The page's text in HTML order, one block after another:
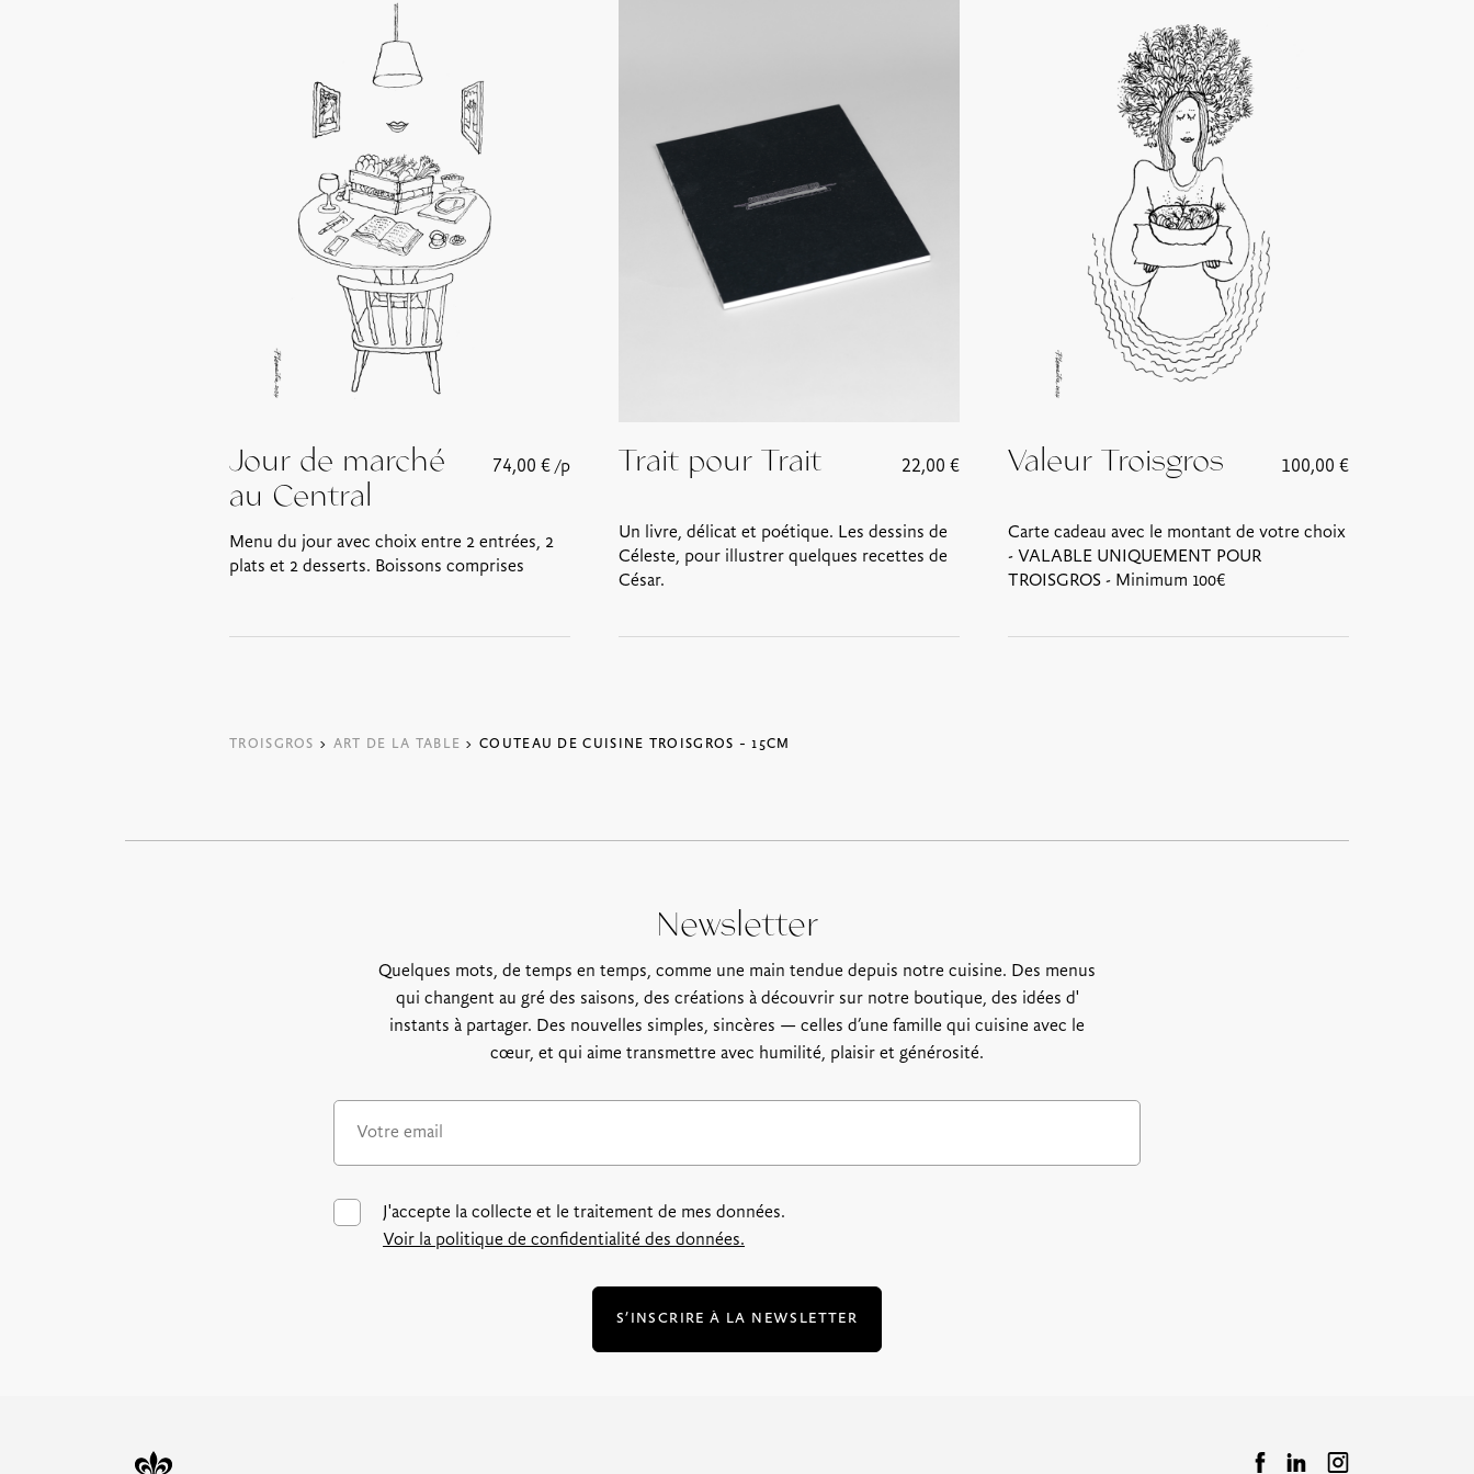
Jour de marché
au Central
74,00 € /p
Menu du jour avec choix entre 2 entrées, 2
plats et 2 desserts. Boissons comprises
Trait pour Trait 22,00 €
Un livre, délicat et poétique. Les dessins de
Céleste, pour illustrer quelques recettes de
César.
Valeur Troisgros 100,00 €
Carte cadeau avec le montant de votre choix
- VALABLE UNIQUEMENT POUR
TROISGROS - Minimum 100€
TROISGROS > ART DE LA TABLE > COUTEAU DE CUISINE TROISGROS – 15CM
Newsletter
Quelques mots, de temps en temps, comme une main tendue depuis notre cuisine. Des menus
qui changent au gré des saisons, des créations à découvrir sur notre boutique, des idées d'
instants à partager. Des nouvelles simples, sincères — celles d’une famille qui cuisine avec le
cœur, et qui aime transmettre avec humilité, plaisir et générosité.
J'accepte la collecte et le traitement de mes données.
Voir la politique de confidentialité des données.
S’INSCRIRE À LA NEWSLETTER